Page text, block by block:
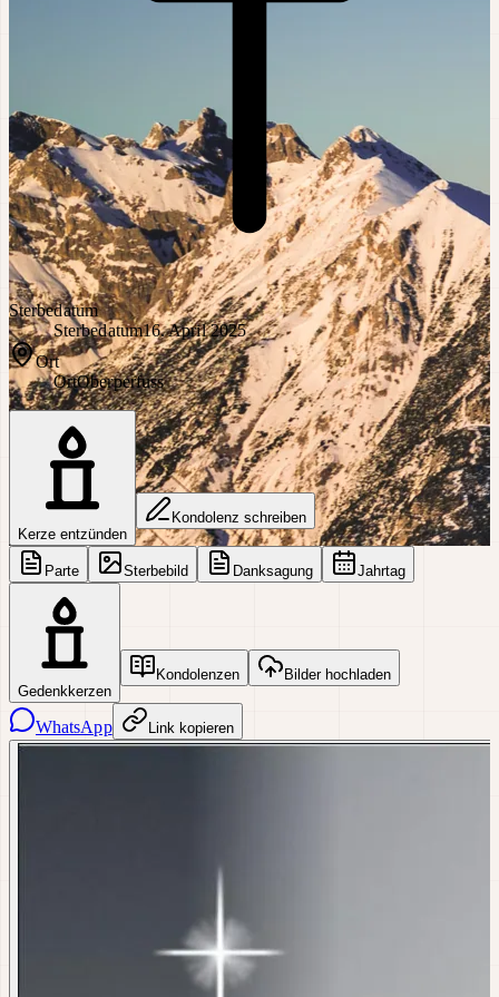
Sterbedatum
Sterbedatum16. April 2025
Ort
OrtOberperfuss
Kerze entzünden
Kondolenz schreiben
Parte Sterbebild Danksagung Jahrtag
Gedenkkerzen
Kondolenzen Bilder hochladen
WhatsApp Link kopieren